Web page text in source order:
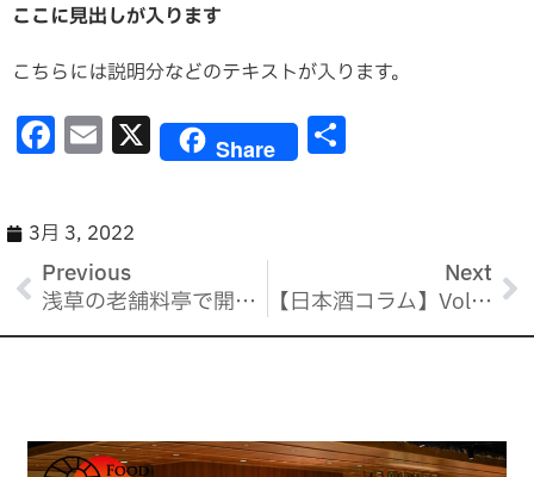
ここに見出しが入ります
こちらには説明分などのテキストが入ります。
F
a
e
b
o
E
m
l
X Share
3月 3, 2022
Previous
浅草の老舗料亭で開催！和食マナー講座のご案内
Next
【日本酒コラム】Vol.1 「暑い季節にぴったりの新しい日本酒の楽しみ方」宮城県・一ノ蔵